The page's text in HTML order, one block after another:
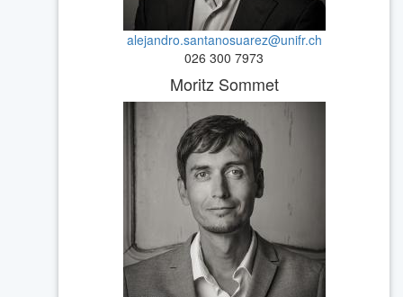
alejandro.santanosuarez@unifr.ch
026 300 7973
Moritz Sommet